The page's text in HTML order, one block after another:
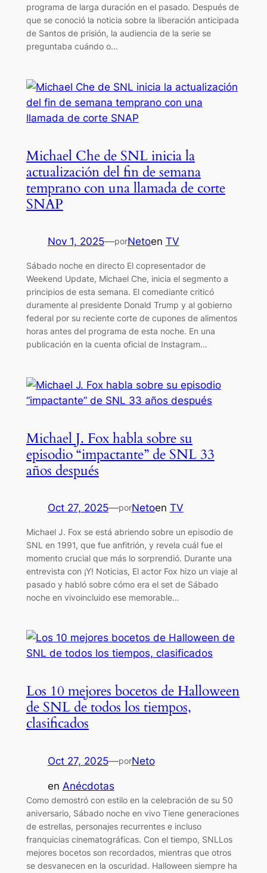
programa de larga duración en el pasado. Después de
que se conoció la noticia sobre la liberación anticipada
de Santos de prisión, la audiencia de la serie se
preguntaba cuándo o…
Michael Che de SNL inicia la
actualización del fin de semana
temprano con una llamada de corte
SNAP
Nov 1, 2025—porNetoen TV
Sábado noche en directo El copresentador de
Weekend Update, Michael Che, inicia el segmento a
principios de esta semana. El comediante criticó
duramente al presidente Donald Trump y al gobierno
federal por su reciente corte de cupones de alimentos
horas antes del programa de esta noche. En una
publicación en la cuenta oficial de Instagram…
Michael J. Fox habla sobre su
episodio “impactante” de SNL 33
años después
Oct 27, 2025—porNetoen TV
Michael J. Fox se está abriendo sobre un episodio de
SNL en 1991, que fue anfitrión, y revela cuál fue el
momento crucial que más lo sorprendió. Durante una
entrevista con ¡Y! Noticias, El actor Fox hizo un viaje al
pasado y habló sobre cómo era el set de Sábado
noche en vivoincluido ese memorable…
Los 10 mejores bocetos de Halloween
de SNL de todos los tiempos,
clasificados
Oct 27, 2025—porNeto
en Anécdotas
Como demostró con estilo en la celebración de su 50
aniversario, Sábado noche en vivo Tiene generaciones
de estrellas, personajes recurrentes e incluso
franquicias cinematográficas. Con el tiempo, SNLLos
mejores bocetos son recordados, mientras que otros
se desvanecen en la oscuridad. Halloween siempre ha